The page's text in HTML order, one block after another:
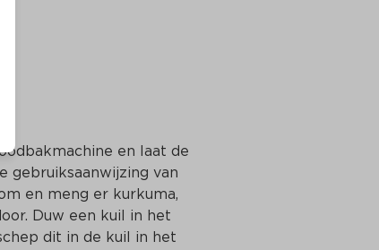
en laat de
gebruiksaanwijzing van
en meng er kurkuma,
Duw een kuil in het
dit in de kuil in het